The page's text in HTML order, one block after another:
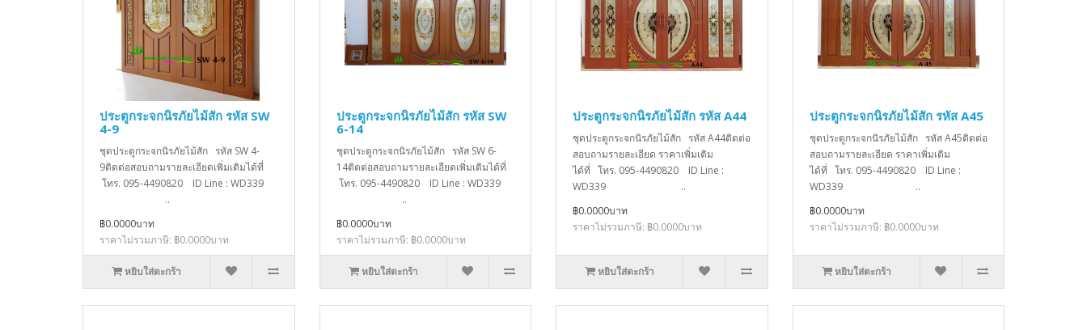
ประตูกระจกนิรภัยไม้สัก รหัส SW
4-9
ชุดประตูกระจกนิรภัยไม้สัก รหัส SW 4-
9ติดต่อสอบถามรายละเอียดเพิ่มเติมได้ที่
โทร. 095-4490820 ID Line : WD339
..
฿0.0000บาท
ราคาไม่รวมภาษี: ฿0.0000บาท
หยิบใส่ตะกร้า
ประตูกระจกนิรภัยไม้สัก รหัส SW
6-14
ชุดประตูกระจกนิรภัยไม้สัก รหัส SW 6-
14ติดต่อสอบถามรายละเอียดเพิ่มเติมได้ที่
โทร. 095-4490820 ID Line : WD339
..
฿0.0000บาท
ราคาไม่รวมภาษี: ฿0.0000บาท
หยิบใส่ตะกร้า
ประตูกระจกนิรภัยไม้สัก รหัส A44
ชุดประตูกระจกนิรภัยไม้สัก รหัส A44ติดต่อ
สอบถามรายละเอียด ราคาเพิ่มเติม
ได้ที่ โทร. 095-4490820 ID Line :
WD339 ..
฿0.0000บาท
ราคาไม่รวมภาษี: ฿0.0000บาท
หยิบใส่ตะกร้า
ประตูกระจกนิรภัยไม้สัก รหัส A45
ชุดประตูกระจกนิรภัยไม้สัก รหัส A45ติดต่อ
สอบถามรายละเอียด ราคาเพิ่มเติม
ได้ที่ โทร. 095-4490820 ID Line :
WD339 ..
฿0.0000บาท
ราคาไม่รวมภาษี: ฿0.0000บาท
หยิบใส่ตะกร้า